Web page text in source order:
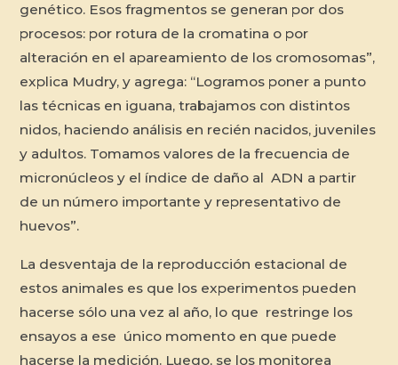
genético. Esos fragmentos se generan por dos
procesos: por rotura de la cromatina o por
alteración en el apareamiento de los cromosomas”,
explica Mudry, y agrega: “Logramos poner a punto
las técnicas en iguana, trabajamos con distintos
nidos, haciendo análisis en recién nacidos, juveniles
y adultos. Tomamos valores de la frecuencia de
micronúcleos y el índice de daño al ADN a partir
de un número importante y representativo de
huevos”.
La desventaja de la reproducción estacional de
estos animales es que los experimentos pueden
hacerse sólo una vez al año, lo que restringe los
ensayos a ese único momento en que puede
hacerse la medición. Luego, se los monitorea